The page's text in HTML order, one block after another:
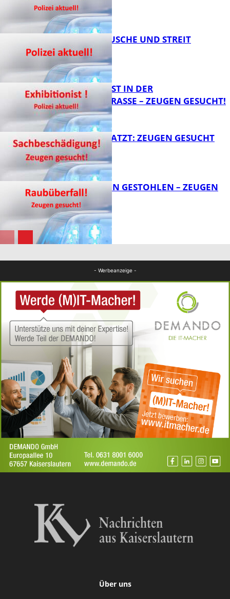
KNALLGERÄUSCHE UND STREIT
EXHIBITIONIST IN DER
VELMANNSTRASSE – ZEUGEN GESUCHT!
AUTO ZERKRATZT: ZEUGEN GESUCHT
TEURE KETTEN GESTOHLEN – ZEUGEN
GESUCHT!
- Werbeanzeige -
Über uns